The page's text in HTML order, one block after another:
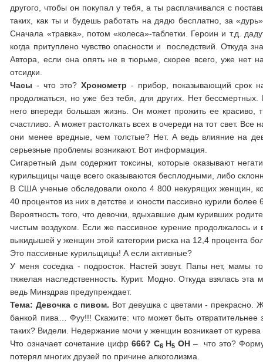
другого, чтобы он покупал у тебя, а ты расплачивался с
таких, как ты и будешь работать на дядю бесплатно, за
Сначала «травка», потом «колеса»-таблетки. Героин и т.д.
когда притуплено чувство опасности и последствий. Откуда
Автора, если она опять не в тюрьме, скорее всего, уже
отсидки.
Часы- что это? Хронометр - прибор, показывающий срок
продолжаться, но уже без тебя, для других. Нет
него впереди большая жизнь. Он может прожить ее красиво,
счастливо. А может растолкать всех в очереди на тот свет.
они менее вредные, чем толстые? Нет. А ведь влияние на
серьезные проблемы возникают. Вот информация.
Сигаретный дым содержит токсины, которые оказывают
курильщицы чаще всего оказываются бесплодными, либо
В США ученые обследовали около 4 800 некурящих женщин,
40 процентов из них в детстве и юности пассивно курили более
Вероятность того, что девочки, вдыхавшие дым куривших
чистым воздухом. Если же пассивное курение продолжалось и
выкидышей у женщин этой категории риска на 12,4 процента
Это пассивные курильщицы! А если активные?
У меня соседка - подросток. Настей зовут. Папы нет, мамы
тяжелая наследственность. Курит. Модно. Откуда взялась
ведь Минздрав предупреждает.
Тема: Девочка с пивом. Вот девушка с цветами - прекрасно.
банкой пива… Фуу!!! Скажите: что может быть
таких? Видели. Недержание мочи у женщин возникает от
Что означает сочетание цифр666? С6 Н5ОН – что это?
потерял многих друзей по причине алкоголизма.